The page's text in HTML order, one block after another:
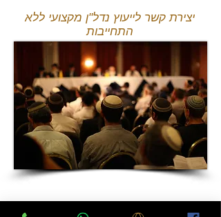
יצירת קשר לייעוץ נדל"ן מקצועי ללא
התחייבות